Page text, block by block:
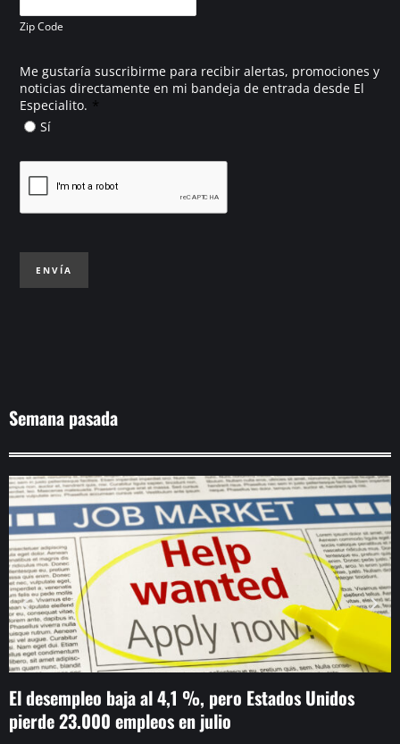
Zip Code
Me gustaría suscribirme para recibir alertas, promociones y
noticias directamente en mi bandeja de entrada desde El
Especialito. *
Sí
ENVÍA
Semana pasada
El desempleo baja al 4,1 %, pero Estados Unidos
pierde 23.000 empleos en julio